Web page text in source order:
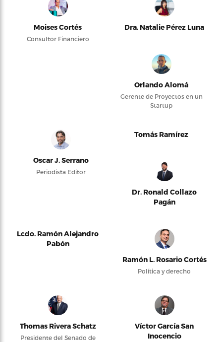
Moises Cortés
Consultor Financiero
Dra. Natalie Pérez Luna
Orlando Alomá
Gerente de Proyectos en un
Startup
Oscar J. Serrano
Periodista Editor
Tomás Ramírez
Dr. Ronald Collazo
Pagán
Lcdo. Ramón Alejandro
Pabón
Ramón L. Rosario Cortés
Política y derecho
Thomas Rivera Schatz
Presidente del Senado de
Víctor García San
Inocencio